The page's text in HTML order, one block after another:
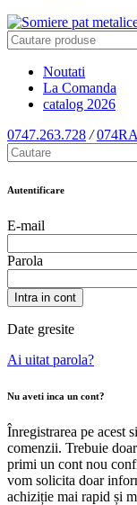
Noutati
La Comanda
catalog 2026
0747.263.728 /
Autentificare
E-mail
Parola
Intra in cont
Date gresite
Ai uitat parola?
Nu aveti inca un cont?
Înregistrarea pe acest
comenzii. Trebuie
primi un cont nou
vom solicita doar
achiziție mai rapid și